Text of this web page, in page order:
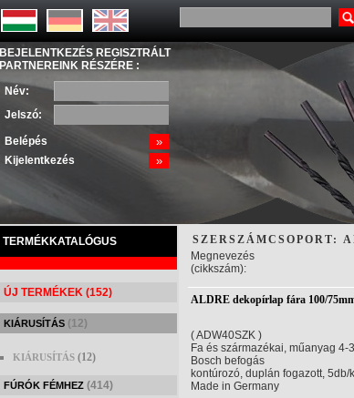
BEJELENTKEZÉS REGISZTRÁLT
PARTNEREINK RÉSZÉRE :
Név:
Jelszó:
Belépés »
Kijelentkezés »
TERMÉKKATALÓGUS
ÚJ TERMÉKEK (152)
KIÁRUSÍTÁS (12)
KIÁRUSÍTÁS (12)
FÚRÓK FÉMHEZ (414)
SZERSZÁMCSOPORT:
Megnevezés
(cikkszám):
ALDRE dekopírlap fára 100/
( ADW40SZK )
Fa és származékai, műanyag 4-
Bosch befogás
kontúrozó, duplán fogazott, 5db/
Made in Germany